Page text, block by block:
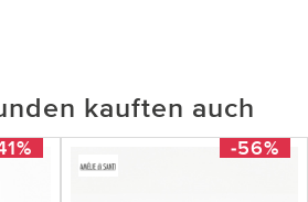
kauften auch
-56%